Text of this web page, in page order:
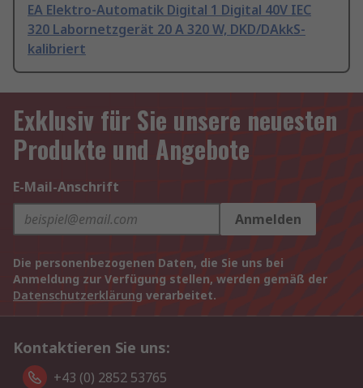
EA Elektro-Automatik Digital 1 Digital 40V IEC
320 Labornetzgerät 20 A 320 W, DKD/DAkkS-
kalibriert
Exklusiv für Sie unsere neuesten
Produkte und Angebote
E-Mail-Anschrift
Anmelden
Die personenbezogenen Daten, die Sie uns bei
Anmeldung zur Verfügung stellen, werden gemäß der
Datenschutzerklärung verarbeitet.
Kontaktieren Sie uns:
+43 (0) 2852 53765